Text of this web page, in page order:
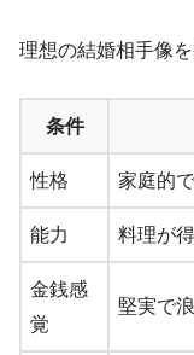
理想の結婚相手像
条件
性格 家庭的
能力 料理が
金銭感
覚
堅実で